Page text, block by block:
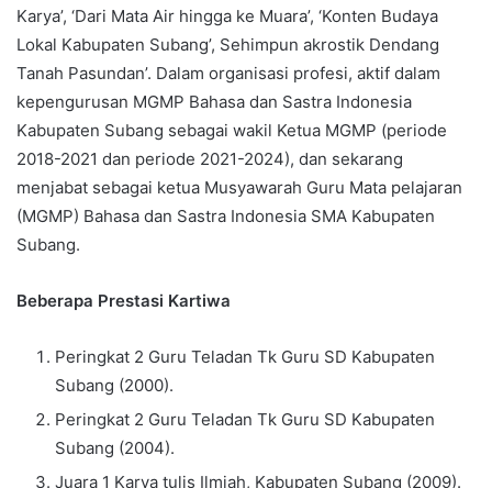
Karya’, ‘Dari Mata Air hingga ke Muara’, ‘Konten Budaya
Lokal Kabupaten Subang’, Sehimpun akrostik Dendang
Tanah Pasundan’. Dalam organisasi profesi, aktif dalam
kepengurusan MGMP Bahasa dan Sastra Indonesia
Kabupaten Subang sebagai wakil Ketua MGMP (periode
2018-2021 dan periode 2021-2024), dan sekarang
menjabat sebagai ketua Musyawarah Guru Mata pelajaran
(MGMP) Bahasa dan Sastra Indonesia SMA Kabupaten
Subang.
Beberapa Prestasi Kartiwa
Peringkat 2 Guru Teladan Tk Guru SD Kabupaten
Subang (2000).
Peringkat 2 Guru Teladan Tk Guru SD Kabupaten
Subang (2004).
Juara 1 Karya tulis Ilmiah, Kabupaten Subang (2009).